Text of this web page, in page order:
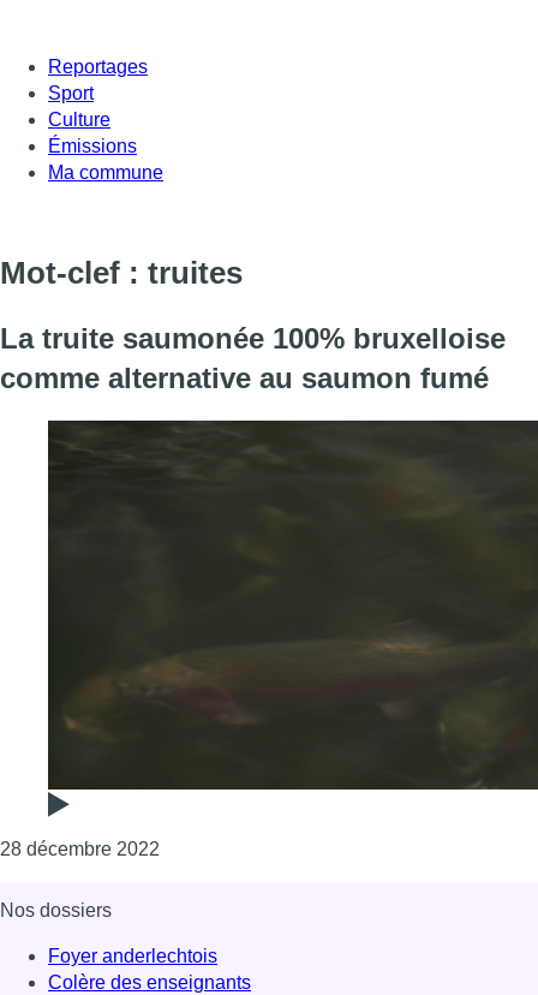
Reportages
Sport
Culture
Émissions
Ma commune
Mot-clef : truites
La truite saumonée 100% bruxelloise
comme alternative au saumon fumé
28 décembre 2022
Nos dossiers
Foyer anderlechtois
Colère des enseignants